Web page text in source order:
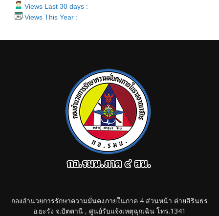
Views Last 30 days :
Views This Year :
กองอำนวยการรักษาความมั่นคงภายในภาค 4 ส่วนหน้า ค่ายสิรินธร
อ.ยะรัง จ.ปัตตานี , ศูนย์รับแจ้งเหตุฉุกเฉิน โทร.1341